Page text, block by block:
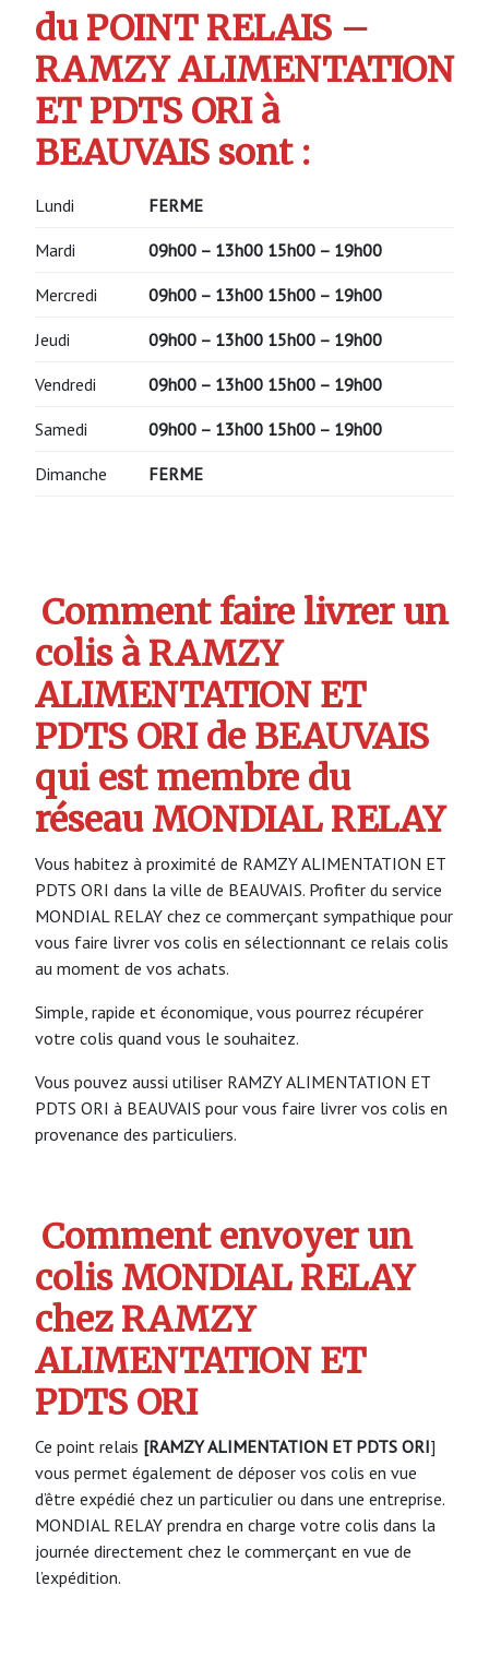
du POINT RELAIS –
RAMZY ALIMENTATION
ET PDTS ORI à
BEAUVAIS sont :
Lundi FERME
Mardi 09h00 – 13h00 15h00 – 19h00
Mercredi 09h00 – 13h00 15h00 – 19h00
Jeudi 09h00 – 13h00 15h00 – 19h00
Vendredi 09h00 – 13h00 15h00 – 19h00
Samedi 09h00 – 13h00 15h00 – 19h00
Dimanche FERME
Comment faire livrer un
colis à RAMZY
ALIMENTATION ET
PDTS ORI de BEAUVAIS
qui est membre du
réseau MONDIAL RELAY
Vous habitez à proximité de RAMZY ALIMENTATION ET
PDTS ORI dans la ville de BEAUVAIS. Profiter du service
MONDIAL RELAY chez ce commerçant sympathique pour
vous faire livrer vos colis en sélectionnant ce relais colis
au moment de vos achats.
Simple, rapide et économique, vous pourrez récupérer
votre colis quand vous le souhaitez.
Vous pouvez aussi utiliser RAMZY ALIMENTATION ET
PDTS ORI à BEAUVAIS pour vous faire livrer vos colis en
provenance des particuliers.
Comment envoyer un
colis MONDIAL RELAY
chez RAMZY
ALIMENTATION ET
PDTS ORI
Ce point relais [RAMZY ALIMENTATION ET PDTS ORI]
vous permet également de déposer vos colis en vue
d’être expédié chez un particulier ou dans une entreprise.
MONDIAL RELAY prendra en charge votre colis dans la
journée directement chez le commerçant en vue de
l’expédition.